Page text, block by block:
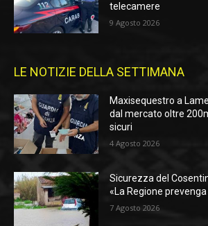
telecamere
9 Agosto 2026
LE NOTIZIE DELLA SETTIMANA
Maxisequestro a
dal mercato oltre
sicuri
4 Agosto 2026
Sicurezza del
«La Regione
7 Agosto 2026